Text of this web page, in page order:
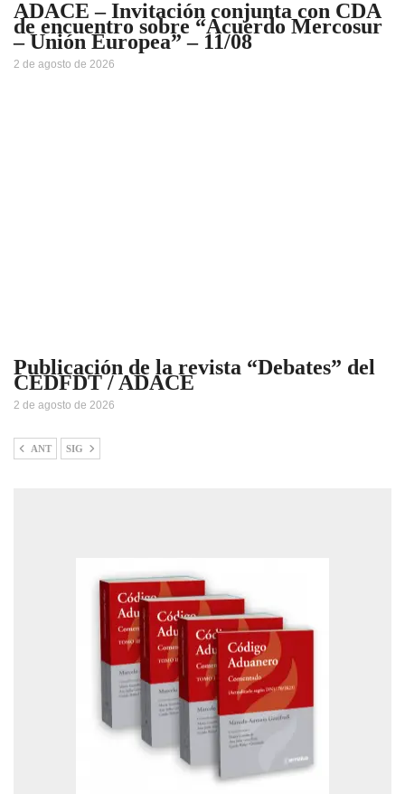
ADACE – Invitación conjunta con CDA
de encuentro sobre “Acuerdo Mercosur
– Unión Europea” – 11/08
2 de agosto de 2026
Publicación de la revista “Debates” del
CEDFDT / ADACE
2 de agosto de 2026
ANT SIG